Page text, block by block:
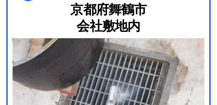
京都府舞鶴市
会社敷地内